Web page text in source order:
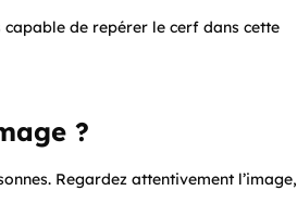
capable de repérer le cerf dans cette
?
Regardez attentivement l’image,